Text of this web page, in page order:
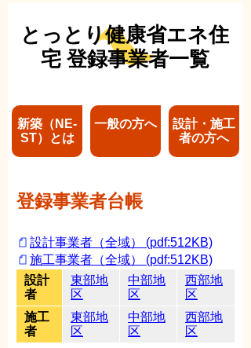
とっとり健康省エネ住
宅 登録事業者一覧
新築（NE-
ST）とは
一般の方へ
設計・施工
者の方へ
登録事業者台帳
設計事業者（全域） (pdf:512KB)
施工事業者（全域） (pdf:512KB)
設計
者
東部地
区
中部地
区
西部地
区
施工
者
東部地
区
中部地
区
西部地
区